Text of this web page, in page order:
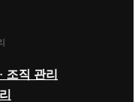
조직 관리